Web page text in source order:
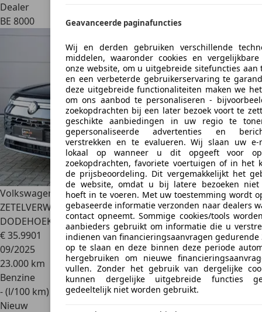
Geavanceerde paginafuncties
Wij en derden gebruiken verschillende
middelen, waaronder cookies en
onze website, om u uitgebreide sitefuncties aan
en een verbeterde gebruikerservaring te
deze uitgebreide functionaliteiten maken we
om ons aanbod te personaliseren -
zoekopdrachten bij een later bezoek voort te
geschikte aanbiedingen in uw regio te
gepersonaliseerde advertenties en
verstrekken en te evalueren. Wij slaan uw e-
lokaal op wanneer u dit opgeeft voor
zoekopdrachten, favoriete voertuigen of in het
de prijsbeoordeling. Dit vergemakkelijkt het
de website, omdat u bij latere bezoeken niet
hoeft in te voeren. Met uw toestemming wordt
gebaseerde informatie verzonden naar dealers
contact opneemt. Sommige cookies/tools
aanbieders gebruikt om informatie die u
indienen van financieringsaanvragen gedurende
op te slaan en deze binnen deze periode
hergebruiken om nieuwe
vullen. Zonder het gebruik van dergelijke
kunnen dergelijke uitgebreide functies
gedeeltelijk niet worden gebruikt.
Dealer
BE 8000
Volkswagen Tayron 1.5 eTSI * 7 SEATS / 360° / TREKHAAK /
ZETELVERWARMING / MATRIX / SFEERVERLICHTING /
DODEHOEK *
€ 35.9901
09/2025
23.000 km
Benzine
- (l/100 km)
Nieuw